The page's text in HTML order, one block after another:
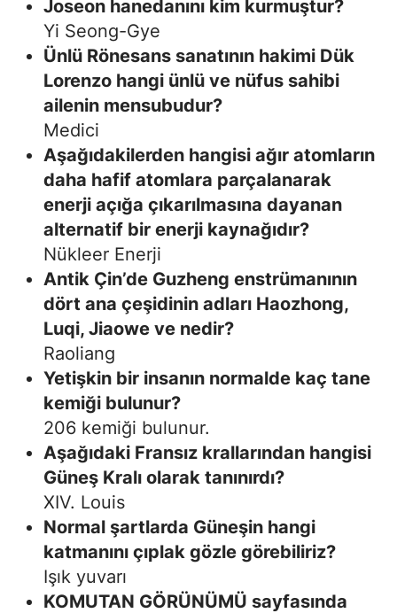
Joseon hanedanını kim kurmuştur?
Yi Seong-Gye
Ünlü Rönesans sanatının hakimi Dük
Lorenzo hangi ünlü ve nüfus sahibi
ailenin mensubudur?
Medici
Aşağıdakilerden hangisi ağır atomların
daha hafif atomlara parçalanarak
enerji açığa çıkarılmasına dayanan
alternatif bir enerji kaynağıdır?
Nükleer Enerji
Antik Çin’de Guzheng enstrümanının
dört ana çeşidinin adları Haozhong,
Luqi, Jiaowe ve nedir?
Raoliang
Yetişkin bir insanın normalde kaç tane
kemiği bulunur?
206 kemiği bulunur.
Aşağıdaki Fransız krallarından hangisi
Güneş Kralı olarak tanınırdı?
XIV. Louis
Normal şartlarda Güneşin hangi
katmanını çıplak gözle görebiliriz?
Işık yuvarı
KOMUTAN GÖRÜNÜMÜ sayfasında